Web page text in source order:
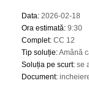
Data: 2026-02-18
Ora estimată: 9:30
Complet: CC 12
Tip soluție:Amână
Soluția pe scurt: se
Document: